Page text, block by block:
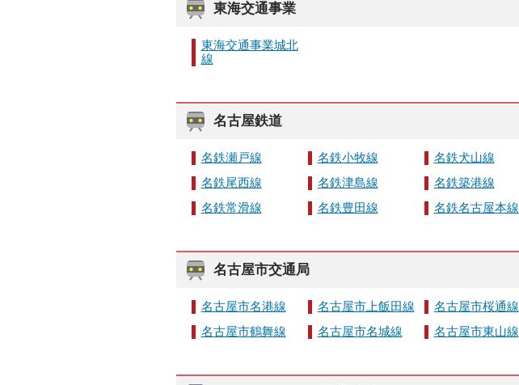
東海交通事業
東海交通事業城北
線
名古屋鉄道
名鉄瀬戸線 名鉄小牧線
名鉄犬山線
名鉄尾西線
名鉄津島線
名鉄築港線
名鉄常滑線
名鉄豊田線 名鉄名古屋本線
名古屋市交通局
名古屋市名港線 名古屋市上飯田線
名古屋市桜通線
名古屋市鶴舞線
名古屋市名城線 名古屋市東山線